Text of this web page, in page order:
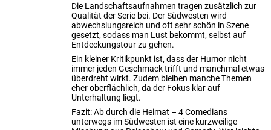
Die Landschaftsaufnahmen tragen zusätzlich zur
Qualität der Serie bei. Der Südwesten wird
abwechslungsreich und oft sehr schön in Szene
gesetzt, sodass man Lust bekommt, selbst auf
Entdeckungstour zu gehen.
Ein kleiner Kritikpunkt ist, dass der Humor nicht
immer jeden Geschmack trifft und manchmal etwas
überdreht wirkt. Zudem bleiben manche Themen
eher oberflächlich, da der Fokus klar auf
Unterhaltung liegt.
Fazit: Ab durch die Heimat – 4 Comedians
unterwegs im Südwesten ist eine kurzweilige